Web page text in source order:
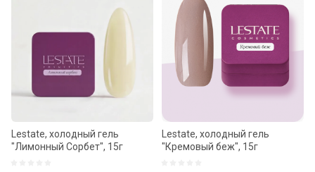
Lestate, холодный гель
"Лимонный Сорбет", 15г
Lestate, холодный гель
"Кремовый беж", 15г